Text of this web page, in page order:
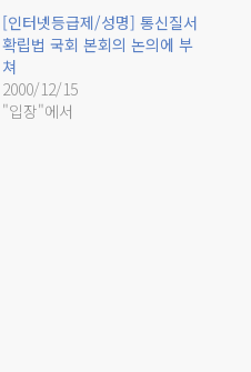
[인터넷등급제/성명] 통신질서
확립법 국회 본회의 논의에 부
쳐
2000/12/15
"입장"에서